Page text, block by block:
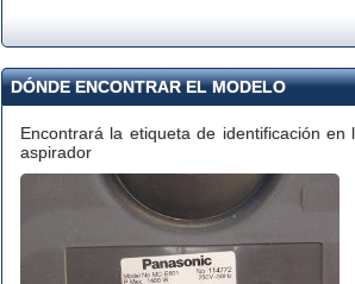
DÓNDE ENCONTRAR EL MODELO
Encontrará la etiqueta de identificación
aspirador